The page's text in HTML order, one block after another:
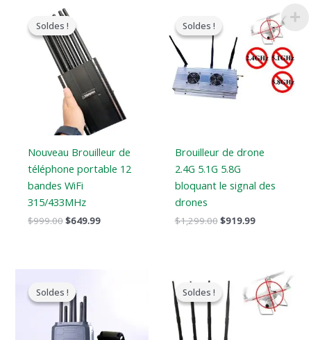
Soldes !
Soldes !
Nouveau Brouilleur de
téléphone portable 12
bandes WiFi
315/433MHz
$999.00
Le
prix
original
était
:
$999.00.
$649.99
$649.99.
Soldes !
Soldes !
Brouilleur de drone
2.4G 5.1G 5.8G
bloquant le signal des
drones
$1,299.00
original
était
$1,299.00.
$919.99
prix
actuel
est
:
$919.99.
Soldes !
Soldes !original
était
:
$699.00.$406.69.
Soldes !
Soldes !
prix
original
était
$1,999.00.
Le
prix
actuel
est